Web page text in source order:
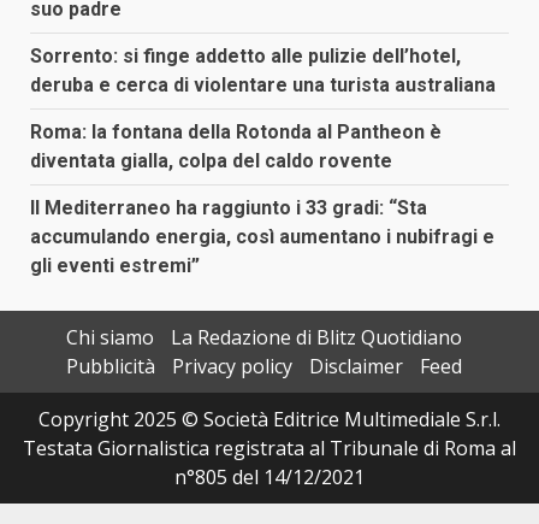
suo padre
Sorrento: si finge addetto alle pulizie dell’hotel,
deruba e cerca di violentare una turista australiana
Roma: la fontana della Rotonda al Pantheon è
diventata gialla, colpa del caldo rovente
Il Mediterraneo ha raggiunto i 33 gradi: “Sta
accumulando energia, così aumentano i nubifragi e
gli eventi estremi”
Chi siamo
La Redazione di Blitz Quotidiano
Pubblicità
Privacy policy Disclaimer
Feed
Copyright 2025 © Società Editrice Multimediale S.r.l.
Testata Giornalistica registrata al Tribunale di Roma al
n°805 del 14/12/2021